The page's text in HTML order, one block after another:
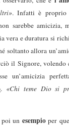
. Infatti è proprio
sarebbe amicizia,
vera e duratura si
soltanto allora
il Signore,
un’amicizia
. «Chi teme Dio si
un esempioper